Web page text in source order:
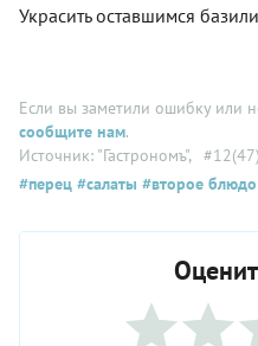
Украсить оставшимся
Если вы заметили ошибку или
сообщите нам.
Источник: "Гастрономъ",
#перец #салаты #второе блюдо